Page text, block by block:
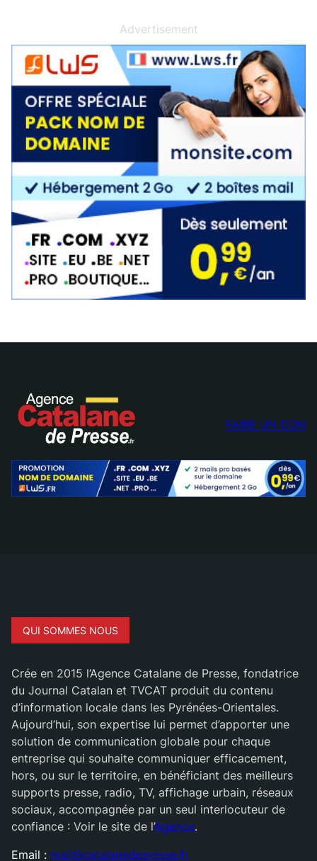
Advertisement
FAIRE UN DON
QUI SOMMES NOUS
Crée en 2015 l’Agence Catalane de Presse, fondatrice
du Journal Catalan et TVCAT produit du contenu
d’information locale dans les Pyrénées-Orientales.
Aujourd’hui, son expertise lui permet d’apporter une
solution de communication globale pour chaque
entreprise qui souhaite communiquer efficacement,
hors, ou sur le territoire, en bénéficiant des meilleurs
supports presse, radio, TV, affichage urbain, réseaux
sociaux, accompagnée par un seul interlocuteur de
confiance : Voir le site de l’Agence.
Email : mail@catalanedepresse.fr